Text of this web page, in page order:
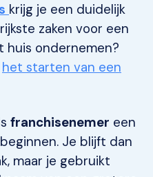
krijg je een duidelijk
zaken voor een
huis ondernemen?
het starten van een
franchisenemer een
Je blijft dan
maar je gebruikt